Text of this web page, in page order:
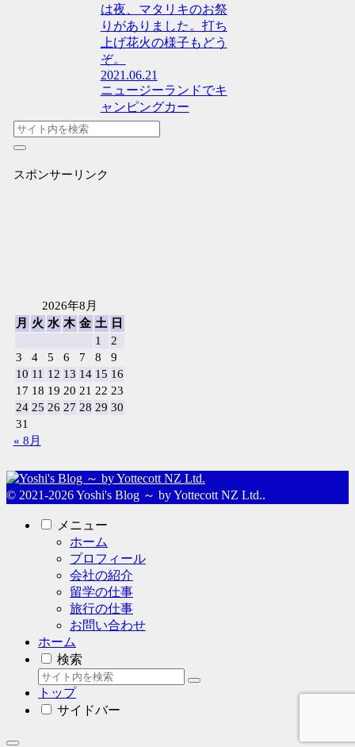
は夜、マタリキのお祭
りがありました。打ち
上げ花火の様子もどう
ぞ。
2021.06.21
ニュージーランドでキ
ャンピングカー
スポンサーリンク
2026年8月
月
火 水 木 金 土
日
1
2
3
4 5 6 7 8
9
10 11 12 13 14 15 16
17 18 19 20 21 22 23
24 25 26 27 28 29 30
31
« 8月
© 2021-2026 Yoshi's Blog ～ by Yottecott NZ Ltd..
メニュー
ホーム
プロフィール
会社の紹介
留学の仕事
旅行の仕事
お問い合わせ
ホーム
検索
トップ
サイドバー